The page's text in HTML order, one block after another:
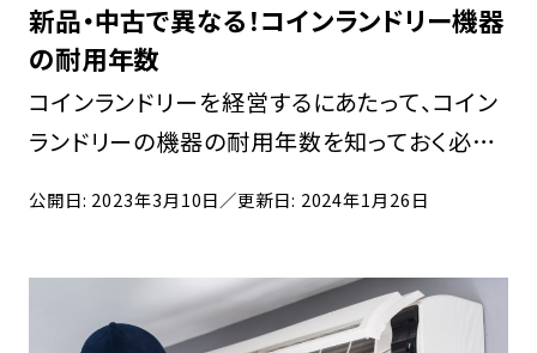
新品・中古で異なる！コインランドリー機器
の耐用年数
コインランドリーを経営するにあたって、コイン
ランドリーの機器の耐用年数を知っておく必要
公開日: 2023年3月10日／更新日: 2024年1月26日